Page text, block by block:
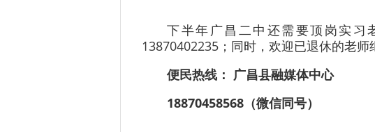
下半年广昌二中还需要顶岗实习
13870402235；同时，欢迎已退休的老师
便民热线： 广昌县融媒体中心
18870458568（微信同号）